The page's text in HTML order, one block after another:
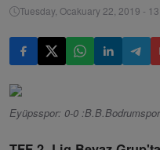
Tuesday, Ocakuary 22, 2019 -
Eyüpsspor: 0-0 :B.B.Bodrumspor